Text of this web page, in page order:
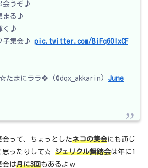
会うぞ♪
まる♪
く♪
子集会♪ pic.twitter.com/BiFq6OlxCF
たまにララ❖ (@dqx_akkarin) June
って、ちょっとしたネコの集会にも通じ
思ったりして☆ ジェリクル舞踏会は年に1
会は月に3回もあるよｗ